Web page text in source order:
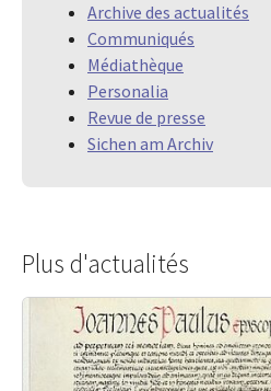
Archive des actualités
Communiqués
Médiathèque
Personalia
Revue de presse
Sichen am Archiv
Plus d'actualités